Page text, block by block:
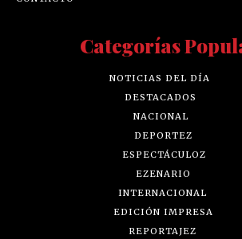
Categorías
NOTICIAS DEL DÍA
DESTACADOS
NACIONAL
DEPORTEZ
ESPECTÁCULOZ
EZENARIO
INTERNACIONAL
EDICIÓN IMPRESA
REPORTAJEZ